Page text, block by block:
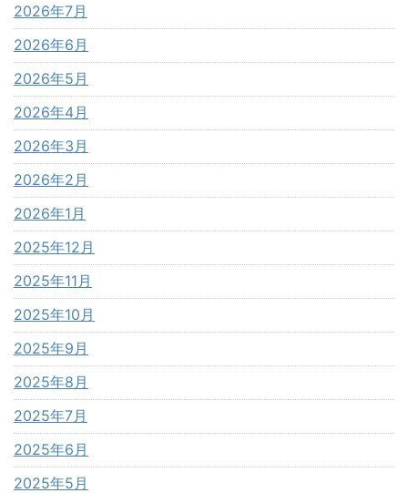
2026年7月
2026年6月
2026年5月
2026年4月
2026年3月
2026年2月
2026年1月
2025年12月
2025年11月
2025年10月
2025年9月
2025年8月
2025年7月
2025年6月
2025年5月